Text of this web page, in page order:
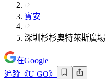
寶安
深圳杉杉奧特萊斯廣場
在Google
追蹤《U GO》